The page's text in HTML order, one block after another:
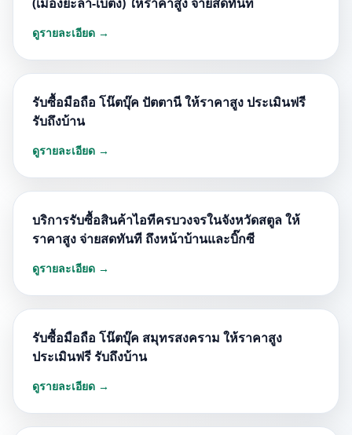
ดูรายละเอียด →
รับซื้อมือถือ โน๊ตบุ๊ค ปัตตานี ให้ราคาสูง ประเมินฟรี
รับถึงบ้าน
ดูรายละเอียด →
บริการรับซื้อสินค้าไอทีครบวงจรในจังหวัดสตูล ให้
ราคาสูง จ่ายสดทันที ถึงหน้าบ้านและบิ๊กซี
ดูรายละเอียด →
รับซื้อมือถือ โน๊ตบุ๊ค สมุทรสงคราม ให้ราคาสูง
ประเมินฟรี รับถึงบ้าน
ดูรายละเอียด →